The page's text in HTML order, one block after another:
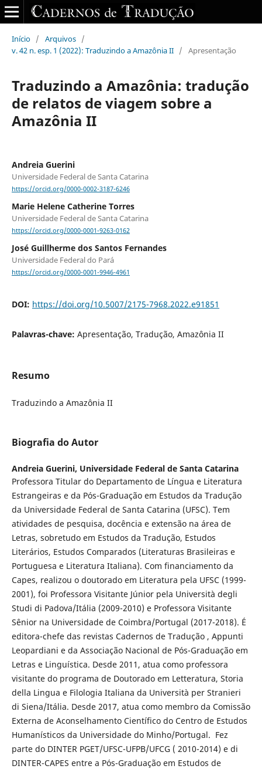
Início / Arquivos /
v. 42 n. esp. 1 (2022): Traduzindo a Amazônia II / Apresentação
Traduzindo a Amazônia: tradução
de relatos de viagem sobre a
Amazônia II
Andreia Guerini
Universidade Federal de Santa Catarina
https://orcid.org/0000-0002-3187-6246
Marie Helene Catherine Torres
Universidade Federal de Santa Catarina
https://orcid.org/0000-0001-9263-0162
José Guillherme dos Santos Fernandes
Universidade Federal do Pará
https://orcid.org/0000-0001-9946-4961
DOI: https://doi.org/10.5007/2175-7968.2022.e91851
Palavras-chave: Apresentação, Tradução, Amazônia II
Resumo
Traduzindo a Amazônia II
Biografia do Autor
Andreia Guerini, Universidade Federal de Santa Catarina
Professora Titular do Departamento de Língua e Literatura
Estrangeiras e da Pós-Graduação em Estudos da Tradução
da Universidade Federal de Santa Catarina (UFSC). Tem
atividades de pesquisa, docência e extensão na área de
Letras, sobretudo em Estudos da Tradução, Estudos
Literários, Estudos Comparados (Literaturas Brasileiras e
Portuguesa e Literatura Italiana). Com financiamento da
Capes, realizou o doutorado em Literatura pela UFSC (1999-
2001), foi Professora Visitante Júnior pela Università degli
Studi di Padova/Itália (2009-2010) e Professora Visitante
Sênior na Universidade de Coimbra/Portugal (2017-2018). É
editora-chefe das revistas Cadernos de Tradução , Appunti
Leopardiani e da Associação Nacional de Pós-Graduação em
Letras e Linguística. Desde 2011, atua como professora
visitante do programa de Doutorado em Letteratura, Storia
della Lingua e Filologia Italiana da Università per Stranieri
di Siena/Itália. Desde 2017, atua como membro da Comissão
Externa de Aconselhamento Científico do Centro de Estudos
Humanísticos da Universidade do Minho/Portugal. Fez
parte do DINTER PGET/UFSC-UFPB/UFCG ( 2010-2014) e di
DINTER-CAPES entre a Pós-Graduação em Estudos de